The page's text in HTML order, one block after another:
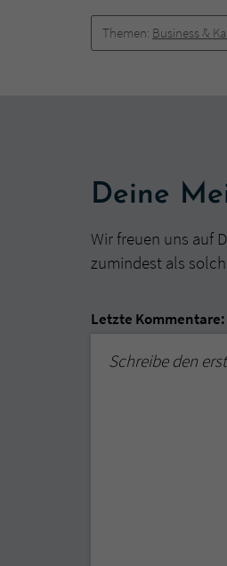
Themen: Business &
Deine
Wir freuen uns auf
zumindest als
Letzte Kommentare:
Schreibe den